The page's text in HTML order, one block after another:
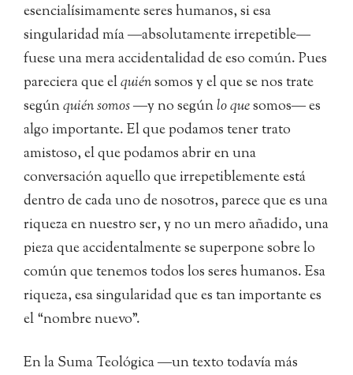
esencialísimamente seres humanos, si esa
singularidad mía ―absolutamente irrepetible―
fuese una mera accidentalidad de eso común. Pues
pareciera que elquiénsomos y el que se nos trate
segúnquién somos―y no segúnlo quesomos― es
algo importante. El que podamos tener trato
amistoso, el que podamos abrir en una
conversación aquello que irrepetiblemente está
dentro de cada uno de nosotros, parece que es una
riqueza en nuestro ser, y no un mero añadido, una
pieza que accidentalmente se superpone sobre lo
común que tenemos todos los seres humanos. Esa
riqueza, esa singularidad que es tan importante es
el “nombre nuevo”.
En la Suma Teológica ―un texto todavía más